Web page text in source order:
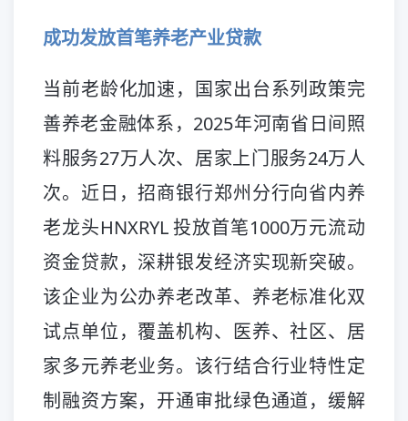
成功发放首笔养老产业贷款
当前老龄化加速，国家出台系列政策完
善养老金融体系，2025年河南省日间照
料服务27万人次、居家上门服务24万人
次。近日，招商银行郑州分行向省内养
老龙头HNXRYL 投放首笔1000万元流动
资金贷款，深耕银发经济实现新突破。
该企业为公办养老改革、养老标准化双
试点单位，覆盖机构、医养、社区、居
家多元养老业务。该行结合行业特性定
制融资方案，开通审批绿色通道，缓解